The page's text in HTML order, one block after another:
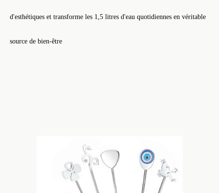
d'esthétiques et transforme les 1,5 litres d'eau quotidiennes en véritable
source de bien-être